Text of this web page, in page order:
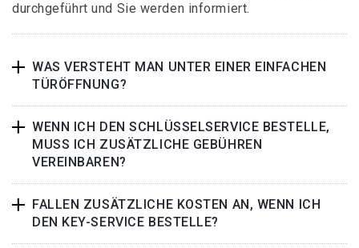
durchgeführt und Sie werden informiert.
WAS VERSTEHT MAN UNTER EINER EINFACHEN
TÜRÖFFNUNG?
WENN ICH DEN SCHLÜSSELSERVICE BESTELLE,
MUSS ICH ZUSÄTZLICHE GEBÜHREN
VEREINBAREN?
FALLEN ZUSÄTZLICHE KOSTEN AN, WENN ICH
DEN KEY-SERVICE BESTELLE?